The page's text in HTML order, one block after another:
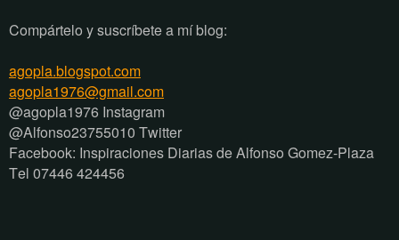
Compártelo y suscríbete a mí blog:
agopla.blogspot.com
agopla1976@gmail.com
@agopla1976 Instagram
@Alfonso23755010 Twitter
Facebook: Inspiraciones Diarias de Alfonso Gomez-Plaza
Tel 07446 424456